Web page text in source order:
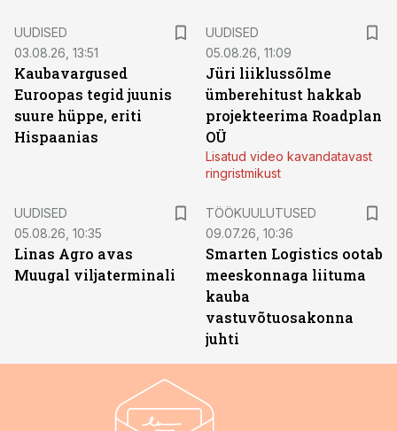
UUDISED
03.08.26, 13:51
Kaubavargused
Euroopas tegid juunis
suure hüppe, eriti
Hispaanias
UUDISED
05.08.26, 11:09
Jüri liiklussõlme
ümberehitust hakkab
projekteerima Roadplan
OÜ
Lisatud video kavandatavast
ringristmikust
UUDISED
05.08.26, 10:35
Linas Agro avas
Muugal viljaterminali
TÖÖKUULUTUSED
09.07.26, 10:36
Smarten Logistics ootab
meeskonnaga liituma
kauba
vastuvõtuosakonna
juhti